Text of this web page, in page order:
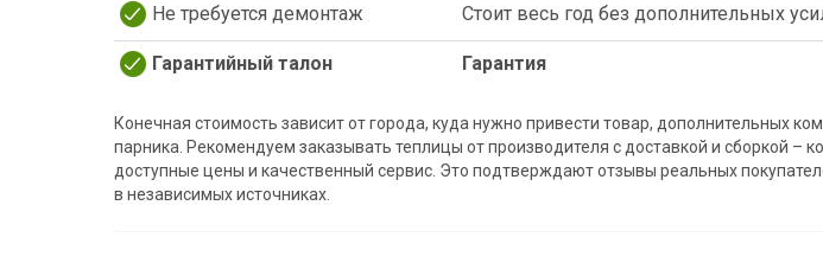
Не требуется демонтаж Стоит весь год без дополнительных
Гарантийный талон Гарантия
Конечная стоимость зависит от города, куда нужно привести товар, дополнительных
парника. Рекомендуем заказывать теплицы от производителя с доставкой и сборкой –
доступные цены и качественный сервис. Это подтверждают отзывы реальных
в независимых источниках.